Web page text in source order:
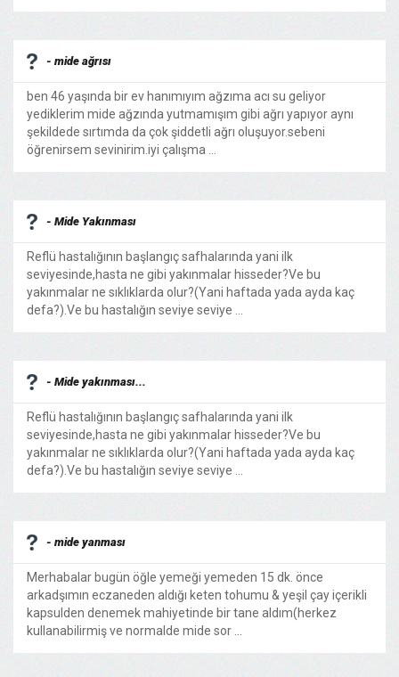
- mide ağrısı
ben 46 yaşında bir ev hanımıyım ağzıma acı su geliyor
yediklerim mide ağzında yutmamışım gibi ağrı yapıyor aynı
şekildede sırtımda da çok şiddetli ağrı oluşuyor.sebeni
öğrenirsem sevinirim.iyi çalışma ...
- Mide Yakınması
Reflü hastalığının başlangıç safhalarında yani ilk
seviyesinde,hasta ne gibi yakınmalar hisseder?Ve bu
yakınmalar ne sıklıklarda olur?(Yani haftada yada ayda kaç
defa?).Ve bu hastalığın seviye seviye ...
- Mide yakınması...
Reflü hastalığının başlangıç safhalarında yani ilk
seviyesinde,hasta ne gibi yakınmalar hisseder?Ve bu
yakınmalar ne sıklıklarda olur?(Yani haftada yada ayda kaç
defa?).Ve bu hastalığın seviye seviye ...
- mide yanması
Merhabalar bugün öğle yemeği yemeden 15 dk. önce
arkadşımın eczaneden aldığı keten tohumu & yeşil çay içerikli
kapsulden denemek mahiyetinde bir tane aldım(herkez
kullanabilirmiş ve normalde mide sor ...